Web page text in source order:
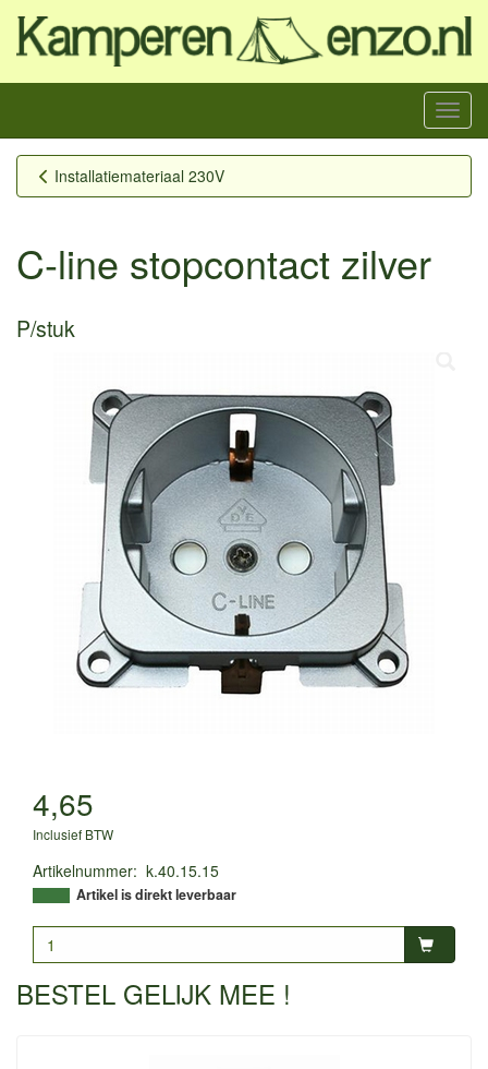
Menu
Installatiemateriaal 230V
C-line stopcontact zilver
P/stuk
4,65
Inclusief BTW
Artikelnummer: k.40.15.15
Artikel is direkt leverbaar
BESTEL GELIJK MEE !